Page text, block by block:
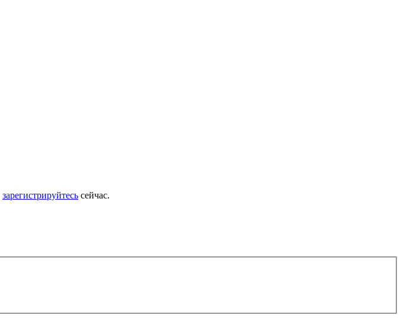
зарегистрируйтесь сейчас.